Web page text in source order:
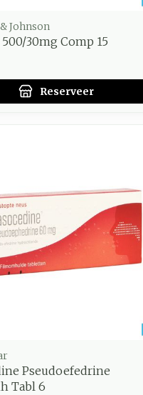
Johnson
30mg Comp 15
Reserveer
voorschrift
Pseudoefedrine
Tabl 6